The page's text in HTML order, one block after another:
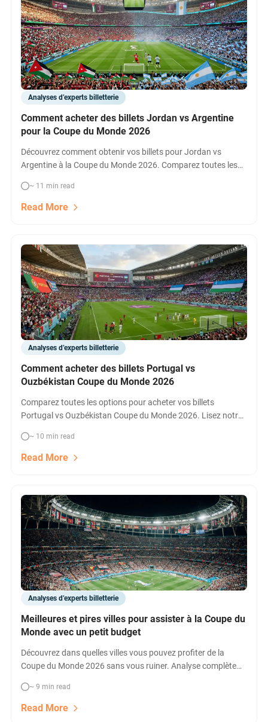
Analyses d’experts billetterie
Comment acheter des billets Jordan vs Argentine
pour la Coupe du Monde 2026
Découvrez comment obtenir vos billets pour Jordan vs
Argentine à la Coupe du Monde 2026. Comparez toutes les
places au match à Arlington, Texas.
~ 11 min read
Read More
Analyses d’experts billetterie
Comment acheter des billets Portugal vs
Ouzbékistan Coupe du Monde 2026
Comparez toutes les options pour acheter vos billets
Portugal vs Ouzbékistan Coupe du Monde 2026. Lisez notre
FIFA, l’hospitalité, et les plateformes de revente. Réservez
votre place dès maintenant !
~ 10 min read
Read More
Analyses d’experts billetterie
Meilleures et pires villes pour assister à la Coupe du
Monde avec un petit budget
Découvrez dans quelles villes vous pouvez profiter de la
Coupe du Monde 2026 sans vous ruiner. Analyse complète
ville hôte, astuces pour économiser, et comparatif des
meilleures options pour les familles.
~ 9 min read
Read More